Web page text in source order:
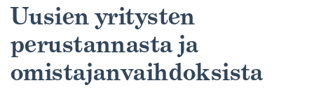
Uusien yritysten
perustannasta ja
omistajanvaihdoksista